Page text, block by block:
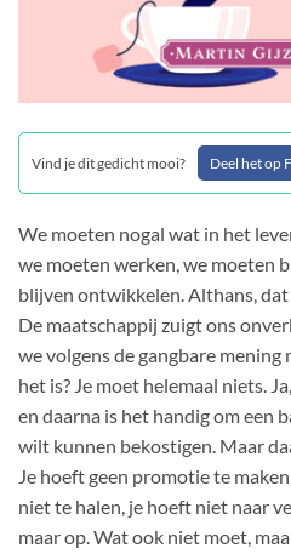
Vind je dit gedicht mooi? Deel het op
We moeten nogal wat in het
we moeten werken, we moeten
blijven ontwikkelen. Althans,
De maatschappij zuigt ons
we volgens de gangbare
het is? Je moet helemaal niets.
en daarna is het handig om een
wilt kunnen bekostigen. Maar
Je hoeft geen promotie te
niet te halen, je hoeft niet naar
maar op. Wat ook niet moet,